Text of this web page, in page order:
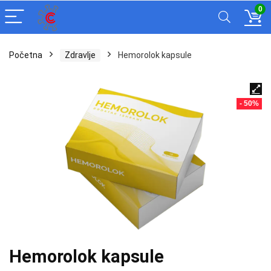
0
Početna Zdravlje Hemorolok kapsule
- 50%
Hemorolok kapsule